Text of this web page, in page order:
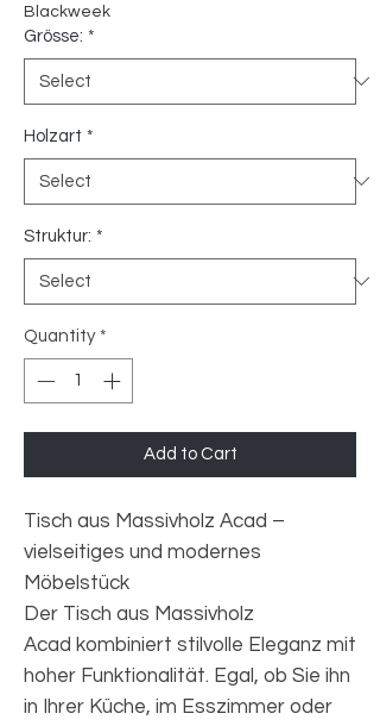
Blackweek
Grösse: *
Holzart *
Struktur: *
Quantity *
Add to Cart
Tisch aus Massivholz Acad –
vielseitiges und modernes
Möbelstück
Der Tisch aus Massivholz
Acad kombiniert stilvolle Eleganz mit
hoher Funktionalität. Egal, ob Sie ihn
in Ihrer Küche, im Esszimmer oder